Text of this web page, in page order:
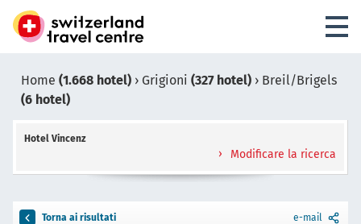
Home (1.668 hotel) › Grigioni (327 hotel) › Breil/Brigels
(6 hotel)
Hotel Vincenz
Modificare la ricerca
Torna ai risultati e-mail